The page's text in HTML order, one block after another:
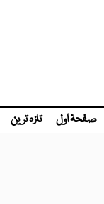
صفحۂ اول تازہ ترین